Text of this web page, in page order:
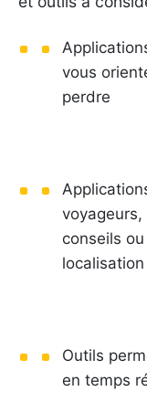
vous
perdre
conseils
localisation
Outils
en temps